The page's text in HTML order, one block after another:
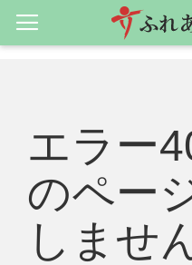
エラー
のペー
しませ